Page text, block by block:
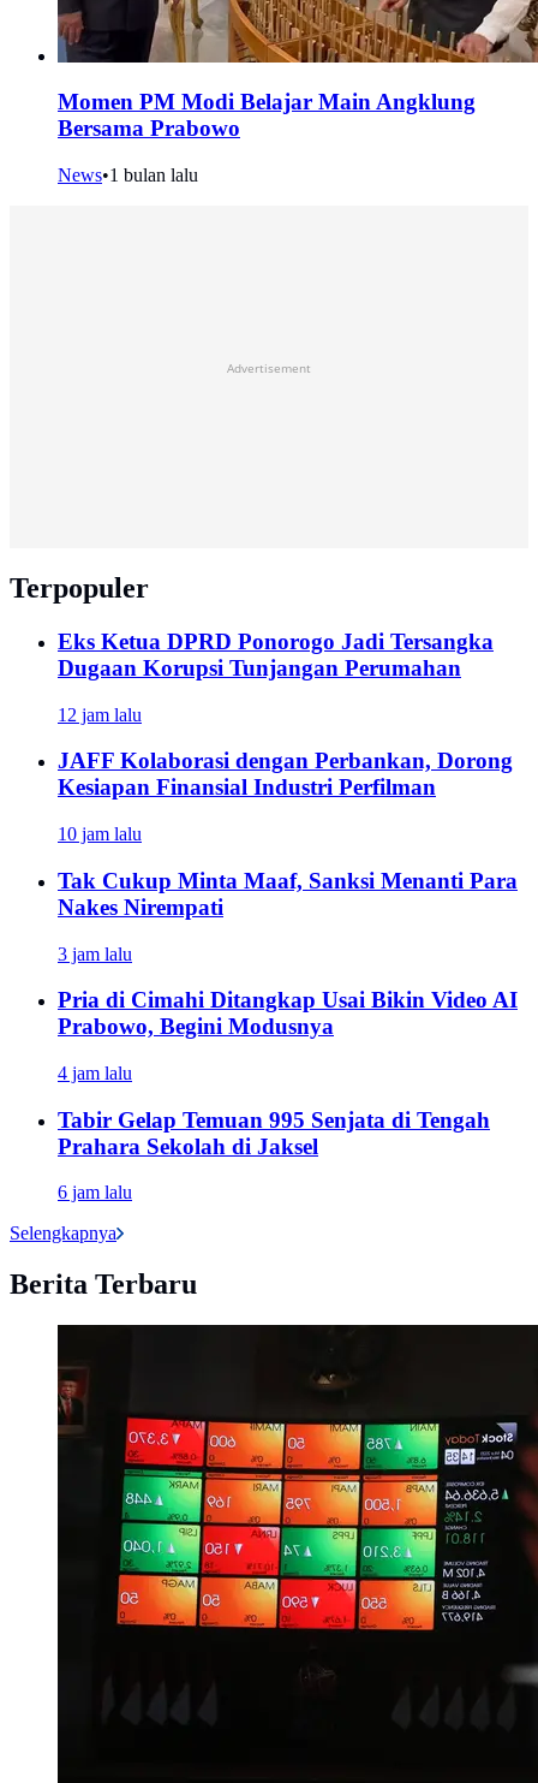
Momen PM Modi Belajar Main Angklung
Bersama Prabowo
News•1 bulan lalu
Advertisement
Terpopuler
Eks Ketua DPRD Ponorogo Jadi Tersangka
Dugaan Korupsi Tunjangan Perumahan
12 jam lalu
JAFF Kolaborasi dengan Perbankan, Dorong
Kesiapan Finansial Industri Perfilman
10 jam lalu
Tak Cukup Minta Maaf, Sanksi Menanti Para
Nakes Nirempati
3 jam lalu
Pria di Cimahi Ditangkap Usai Bikin Video AI
Prabowo, Begini Modusnya
4 jam lalu
Tabir Gelap Temuan 995 Senjata di Tengah
Prahara Sekolah di Jaksel
6 jam lalu
Selengkapnya
Berita Terbaru